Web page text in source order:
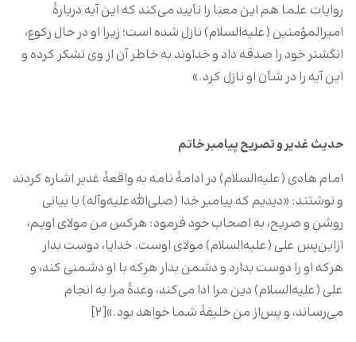
روایات علما هم این معنا را تأیید می‌کند که این آیه دربارۀ
امیرالمؤمنین (علیه‌السلام) نازل شده است؛ زیرا او در حال رکوع،
انگشتر خود را صدقه داد و خداوند به خاطر آن از وی تشکر کرده و
این آیه را در شأن او نازل کرد.»
حدیث غدیر و تصریح پیامبر خاتم
امام هادی (علیه‌السلام) در ادامۀ نامه به واقعۀ غدیر اشاره کردند
و نوشتند: «دیدیم که پیامبر خدا (صلی‌الله‌علیه‌وآله) با بیانی
روشن و صریح، به اصحاب خود فرمود: هرکس من مولای اویم،
ازاین‌پس علی (علیه‌السلام) مولای اوست. خدایا، دوست بدار
هرکه او را دوست بدارد و دشمن بدار هرکه با او دشمنی کند، و
علی (علیه‌السلام) دین مرا ادا می‌کند، وعدۀ مرا به انجام
می‌رساند، و پس‌از من خلیفۀ شما خواهد بود.»[۲]